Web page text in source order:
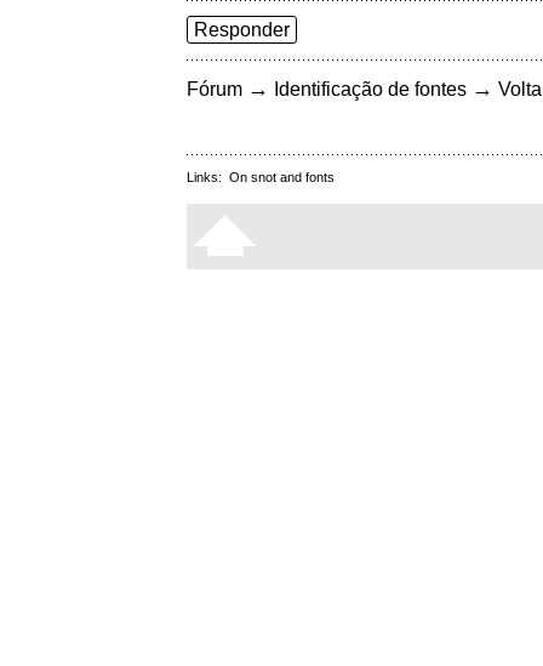
Responder
Fórum → Identificação de fontes →
Links: On snot and fonts